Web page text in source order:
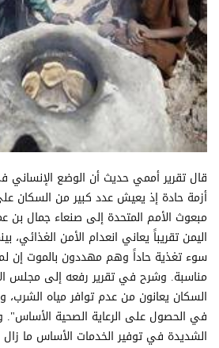
قال تقرير أممي حديث أن الوضع
أزمة حادة إذ يعيش عدد كبير من السكان
مبعوث الأمم المتحدة إلى صنعاء جمال
اليمن تقريباً يعاني انعدام الأمن الغذائي،
سوء تغذية حاداً وهم مهددون بالموت إن
مناسبة. وشرح في تقرير رفعه إلى مجلس
السكان يعانون من عدم توافر مياه الشرب،
في الحصول على الرعاية الصحية
الشديدة في توفير الخدمات الأساس ما زال